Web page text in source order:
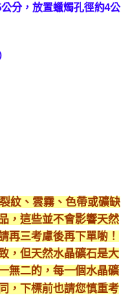
分，放置蠟燭孔徑約4公
紋、雲霧、色帶或礦缺
，這些並不會影響天然
再三考慮後再下單喲！
，但天然水晶礦石是大
無二的，每一個水晶礦
，下標前也請您慎重考